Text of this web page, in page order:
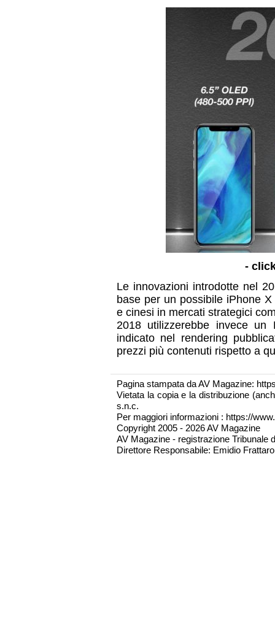
-
Le innovazioni introdotte nel
base per un possibile iPhone
e cinesi in mercati strategici
2018 utilizzerebbe invece
indicato nel rendering
prezzi più contenuti rispetto a
Pagina stampata da AV Magazine:
Vietata la copia e la distribuzione
s.n.c.
Per maggiori informazioni : https://
Copyright 2005 - 2026 AV Magazine
AV Magazine - registrazione Tribunale
Direttore Responsabile: Emidio